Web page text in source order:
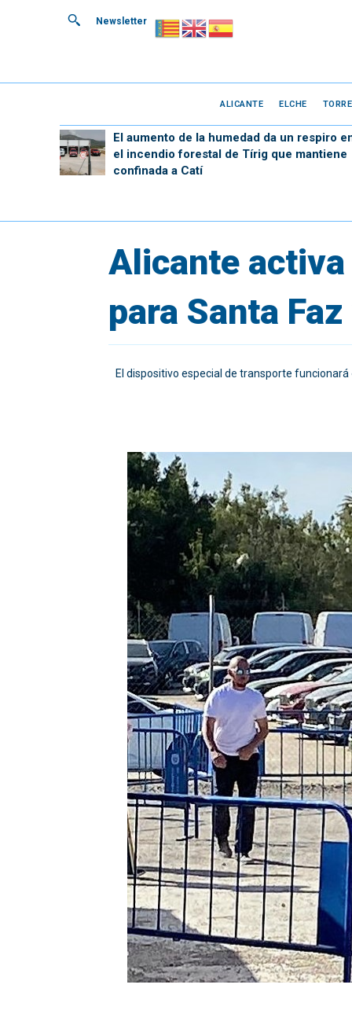
Newsletter
ALICANTE ELCHE
El aumento de la humedad da un respiro
el incendio forestal de Tírig que mantiene
confinada a Catí
Alicante
para Santa
El dispositivo especial de transporte